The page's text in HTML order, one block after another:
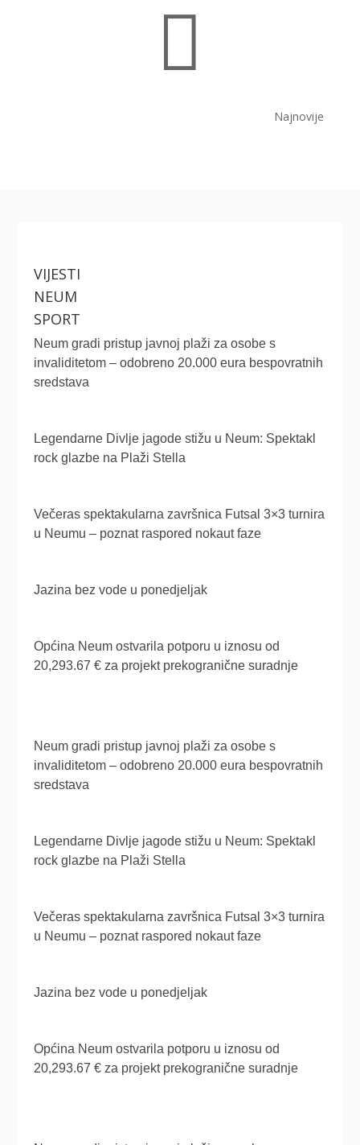

Najnovije
VIJESTI
NEUM
SPORT
Neum gradi pristup javnoj plaži za osobe s
invaliditetom – odobreno 20.000 eura bespovratnih
sredstava
Legendarne Divlje jagode stižu u Neum: Spektakl
rock glazbe na Plaži Stella
Večeras spektakularna završnica Futsal 3×3 turnira
u Neumu – poznat raspored nokaut faze
Jazina bez vode u ponedjeljak
Općina Neum ostvarila potporu u iznosu od
20,293.67 € za projekt prekogranične suradnje
Neum gradi pristup javnoj plaži za osobe s
invaliditetom – odobreno 20.000 eura bespovratnih
sredstava
Legendarne Divlje jagode stižu u Neum: Spektakl
rock glazbe na Plaži Stella
Večeras spektakularna završnica Futsal 3×3 turnira
u Neumu – poznat raspored nokaut faze
Jazina bez vode u ponedjeljak
Općina Neum ostvarila potporu u iznosu od
20,293.67 € za projekt prekogranične suradnje